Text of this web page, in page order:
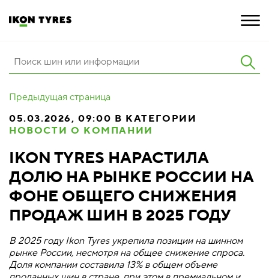
О КОМПАНИИ
КАРЬЕРА
ПОКУПКА И АКЦИИ
Предыдущая страница
05.03.2026, 09:00 В КАТЕГОРИИ
НОВОСТИ О КОМПАНИИ
IKON TYRES НАРАСТИЛА
ДОЛЮ НА РЫНКЕ РОССИИ НА
ФОНЕ ОБЩЕГО СНИЖЕНИЯ
ПРОДАЖ ШИН В 2025 ГОДУ
В 2025 году Ikon Tyres укрепила позиции на шинном
рынке России, несмотря на общее снижение спроса.
Доля компании составила 13% в общем объеме